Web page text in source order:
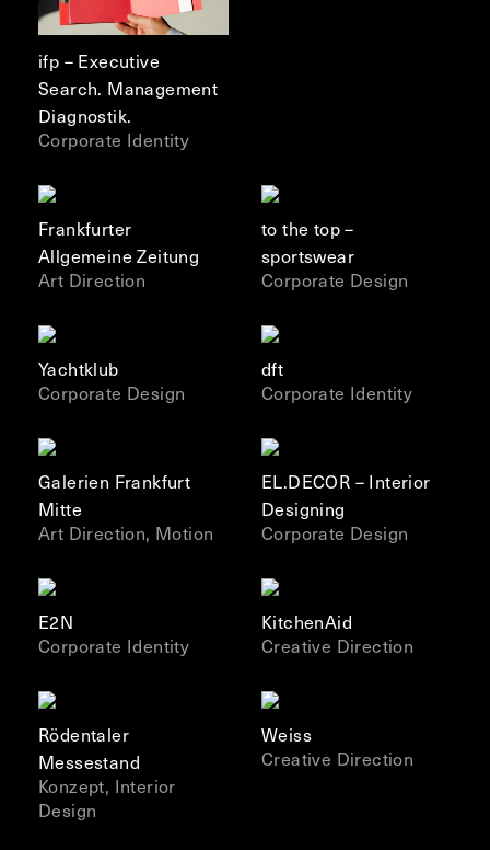
ifp – Executive
Search. Management
Diagnostik.
Corporate Identity
Frankfurter
Allgemeine Zeitung
Art Direction
to the top –
sportswear
Corporate Design
Yachtklub
Corporate Design
dft
Corporate Identity
Galerien Frankfurt
Mitte
Art Direction, Motion
EL.DECOR – Interior
Designing
Corporate Design
E2N
Corporate Identity
KitchenAid
Creative Direction
Rödentaler
Messestand
Konzept, Interior
Design
Weiss
Creative Direction